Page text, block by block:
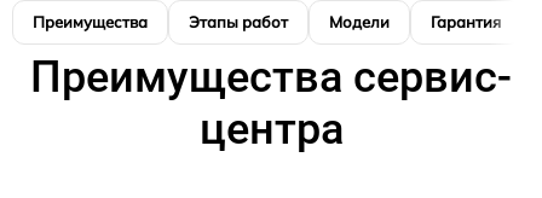
Преимущества Этапы работ Модели Гарантия
Преимущества сервис-
центра